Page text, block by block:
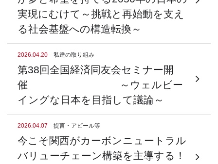
実現にむけて～挑戦と再始動を支え
る社会基盤への構造転換～
2026.04.20 私達の取り組み
第38回全国経済同友会セミナー開
催 ～ウェルビー
イングな日本を目指して議論～
2026.04.07 提言・アピール等
今こそ関西がカーボンニュートラル
バリューチェーン構築を主導する！